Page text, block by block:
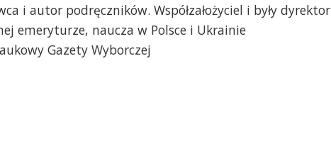
i autor podręczników. Współzałożyciel i były dyrektor
emeryturze, naucza w Polsce i Ukrainie
Gazety Wyborczej